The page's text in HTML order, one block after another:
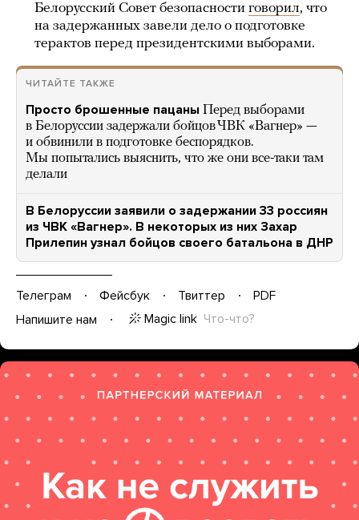
Белорусский Совет безопасности говорил, что
на задержанных завели дело о подготовке
терактов перед президентскими выборами.
ЧИТАЙТЕ ТАКЖЕ
Просто брошенные пацаны Перед выборами
в Белоруссии задержали бойцов ЧВК «Вагнер» —
и обвинили в подготовке беспорядков.
Мы попытались выяснить, что же они все-таки там
делали
В Белоруссии заявили о задержании 33 россиян
из ЧВК «Вагнер». В некоторых из них Захар
Прилепин узнал бойцов своего батальона в ДНР
Телеграм Фейсбук Твиттер
PDF
Напишите нам
Magic link Что-что?